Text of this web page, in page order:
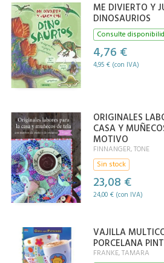
ME DIVIERTO Y
DINOSAURIOS
Consulte
4,76 €
4,95 € (con IVA)
ORIGINALES
CASA Y
MOTIVO
FINNANGER, TONE
Sin stock
23,08 €
24,00 € (con IVA)
VAJILLA
PORCELANA
FRANKE, TAMARA